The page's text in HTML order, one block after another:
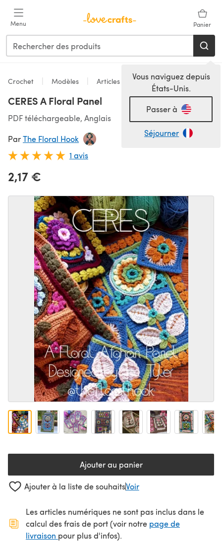
Menu Panier
Vous naviguez depuis
États-Unis.
Passer à
Séjourner
Crochet Modèles Articles pour la maison
CERES A Floral Panel
PDF téléchargeable, Anglais
ParThe Floral Hook
1 avis
2,17 €
Ajouter au panier
Ajouter à la liste de souhaitsVoir
Les articles numériques ne sont pas inclus dans le
calcul des frais de port (voir notre page de
livraison (s'ouvre dans un nouvel onglet)
pour plus d'infos).